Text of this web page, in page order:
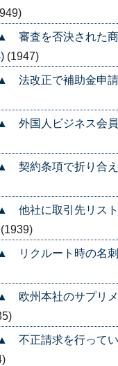
審査を否決された
(1947)
法改正で補助金申
外国人ビジネス会
契約条項で折り合
他社に取引先リス
(1939)
リクルート時の名
欧州本社のサプリ
不正請求を行って